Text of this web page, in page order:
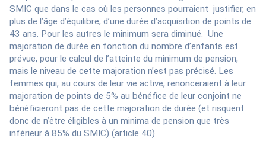
SMIC que dans le cas où les personnes pourraient justifier, en
plus de l’âge d’équilibre, d’une durée d’acquisition de points de
43 ans. Pour les autres le minimum sera diminué. Une
majoration de durée en fonction du nombre d’enfants est
prévue, pour le calcul de l’atteinte du minimum de pension,
mais le niveau de cette majoration n’est pas précisé. Les
femmes qui, au cours de leur vie active, renonceraient à leur
majoration de points de 5% au bénéfice de leur conjoint ne
bénéficieront pas de cette majoration de durée (et risquent
donc de n’être éligibles à un minima de pension que très
inférieur à 85% du SMIC) (article 40).